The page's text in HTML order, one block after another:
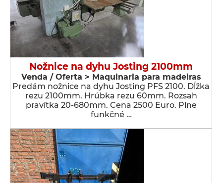
Nožnice na dyhu Josting 2100mm
Venda / Oferta > Maquinaria para madeiras
Predám nožnice na dyhu Josting PFS 2100. Dĺžka
rezu 2100mm. Hrúbka rezu 60mm. Rozsah
pravítka 20-680mm. Cena 2500 Euro. Plne
funkčné …